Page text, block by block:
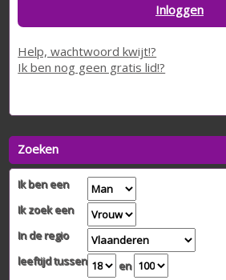
Inloggen
Help, wachtwoord kwijt!?
Ik ben nog geen gratis lid!?
Zoeken
Ik ben een
Ik zoek een
In de regio
leeftijd tussen
en